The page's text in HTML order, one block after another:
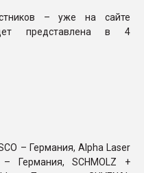
– уже на сайте
представлена в 4
– Германия, Alpha Laser
Германия, SCHMOLZ +